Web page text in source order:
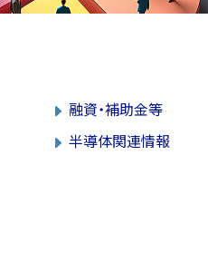
融資・補助金等
半導体関連情報